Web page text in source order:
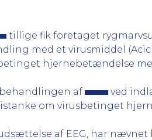
tillige fik foretaget
med et virusmiddel
hjernebetændelse
af
ved
om virusbetinget
af EEG, har